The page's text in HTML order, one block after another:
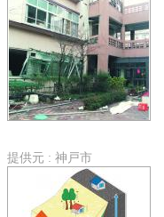
提供元 : 神戸市